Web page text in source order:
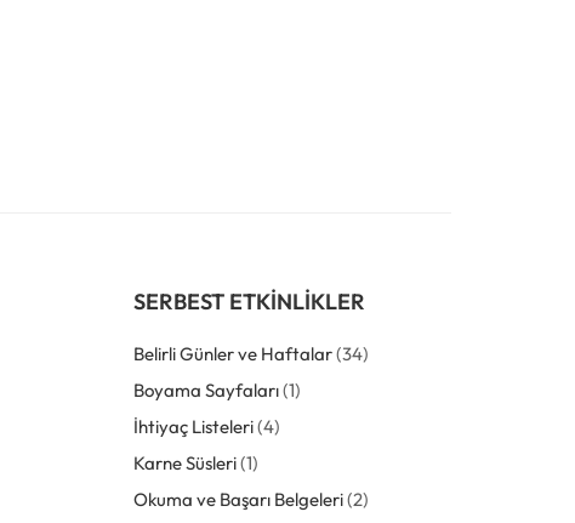
SERBEST ETKINLIKLER
Belirli Günler ve Haftalar(34)
Boyama Sayfaları(1)
İhtiyaç Listeleri(4)
Karne Süsleri(1)
Okuma ve Başarı Belgeleri(2)